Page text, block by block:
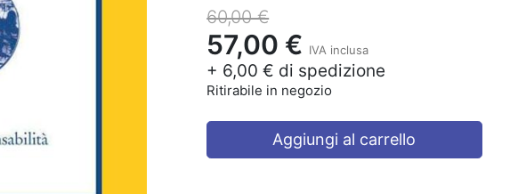
60,00 €
57,00 € IVA inclusa
+ 6,00 € di spedizione
Ritirabile in negozio
Aggiungi al carrello